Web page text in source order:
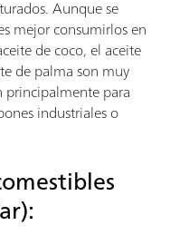
Aunque se
mejor consumirlos en
de coco, el aceite
de palma son muy
principalmente para
industriales o